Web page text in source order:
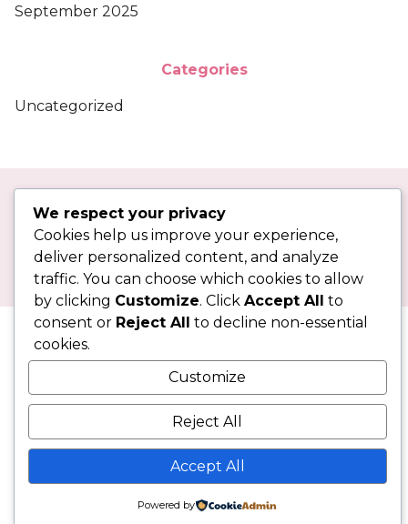
September 2025
Categories
Uncategorized
Copyright 2026 Traveling Dan Hiburan Di Jepang
We respect your privacy
Cookies help us improve your experience,
deliver personalized content, and analyze
traffic. You can choose which cookies to allow
by clicking Customize. Click Accept All to
consent or Reject All to decline non-essential
cookies.
Customize
Reject All
Accept All
Powered by